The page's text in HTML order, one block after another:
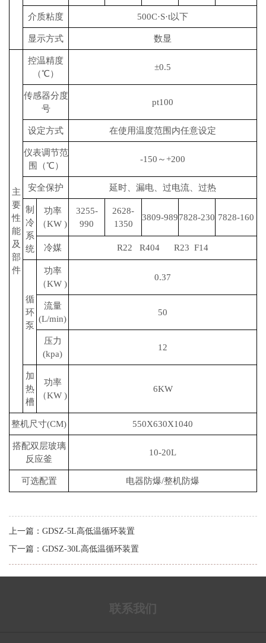
介质粘度 500C·S·t以下
显示方式 数显
主
要
性
能
及
部
件
控温精度
（℃）
±0.5
传感器分度
号
pt100
设定方式 在使用温度范围内任意设定
仪表调节范
围（℃）
-150～+200
安全保护 延时、漏电、过电流、过热
制
冷
系
统
功率
（KW )
3255-
990
2628-
1350
3809-9897828-230 7828-160
冷媒 R22 R404 R23 F14
循
环
泵
功率
（KW )
0.37
流量
(L/min)
50
压力
(kpa)
12
加
热
槽
功率
（KW )
6KW
整机尺寸(CM) 550X630X1040
搭配双层玻璃
反应釜
10-20L
可选配置 电器防爆/整机防爆
上一篇： GDSZ-5L高低温循环装置
下一篇： GDSZ-30L高低温循环装置
联系我们